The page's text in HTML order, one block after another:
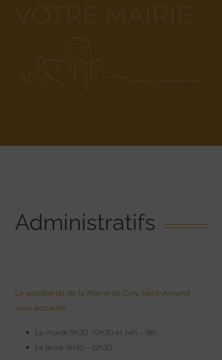
Administratifs
Le secrétariat de la Mairie de Coly Saint-Amand
vous accueille.
Le mardi 9h30 -12h30 et 14h – 18h
Le jeudi 9h30 – 12h30